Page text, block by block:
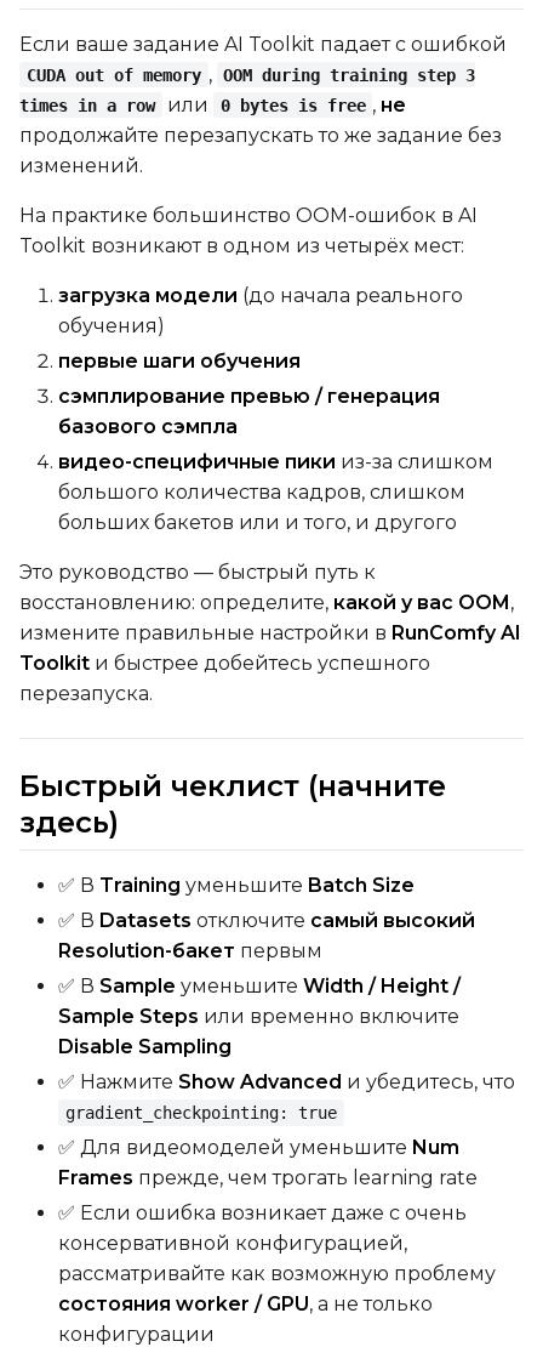
Если ваше задание AI Toolkit падает с ошибкой
CUDA out of memory , OOM during training step 3
times in a row
или 0 bytes is free , не
продолжайте перезапускать то же задание без
изменений.
На практике большинство OOM-ошибок в AI
Toolkit возникают в одном из четырёх мест:
загрузка модели (до начала реального
обучения)
первые шаги обучения
сэмплирование превью / генерация
базового сэмпла
видео-специфичные пики из-за слишком
большого количества кадров, слишком
больших бакетов или и того, и другого
Это руководство — быстрый путь к
восстановлению: определите, какой у вас OOM,
измените правильные настройки в RunComfy AI
Toolkit и быстрее добейтесь успешного
перезапуска.
Быстрый чеклист (начните
здесь)
✅ В Training уменьшите Batch Size
✅ В Datasets отключите самый высокий
Resolution-бакет первым
✅ В Sample уменьшите Width / Height /
Sample Steps или временно включите
Disable Sampling
✅ Нажмите Show Advanced и убедитесь, что
gradient_checkpointing: true
✅ Для видеомоделей уменьшите Num
Frames прежде, чем трогать learning rate
✅ Если ошибка возникает даже с очень
консервативной конфигурацией,
рассматривайте как возможную проблему
состояния worker / GPU, а не только
конфигурации